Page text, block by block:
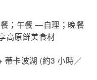
；午餐 —自理；晚餐
高原鮮美食材
卡波湖 (約3 小時／